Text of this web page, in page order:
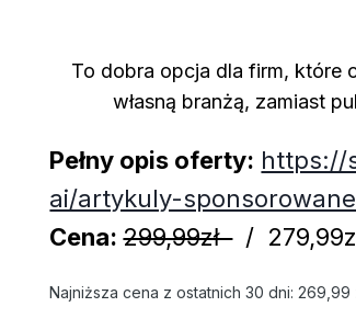
To dobra opcja dla firm, które
własną branżą, zamiast
Pełny opis oferty: https://
ai/artykuly-
Cena:299,99zł/
Najniższa cena z ostatnich 30 dni:269,99